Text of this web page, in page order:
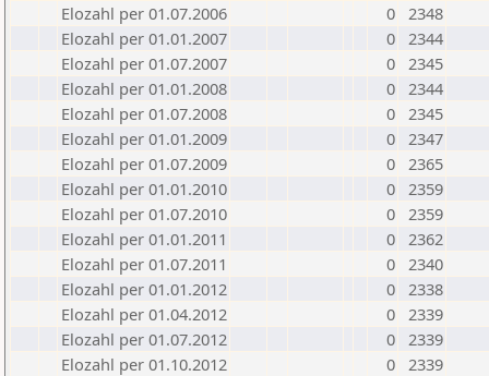
Elozahl per 01.07.2006
0 2348
Elozahl per 01.01.2007
0 2344
Elozahl per 01.07.2007
0 2345
Elozahl per 01.01.2008
0 2344
Elozahl per 01.07.2008
0 2345
Elozahl per 01.01.2009
0 2347
Elozahl per 01.07.2009
0 2365
Elozahl per 01.01.2010
0 2359
Elozahl per 01.07.2010
0 2359
Elozahl per 01.01.2011
0 2362
Elozahl per 01.07.2011
0 2340
Elozahl per 01.01.2012
0 2338
Elozahl per 01.04.2012
0 2339
Elozahl per 01.07.2012
0 2339
Elozahl per 01.10.2012
0 2339